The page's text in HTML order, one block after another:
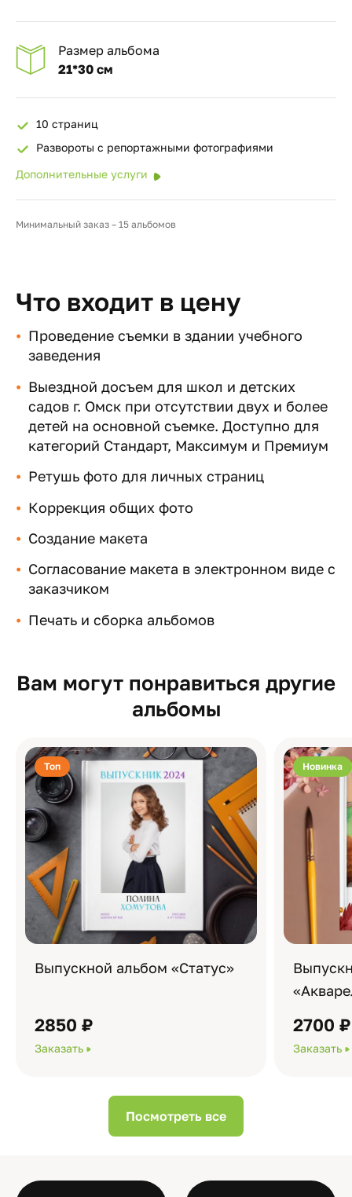
Размер альбома
21*30 см
10 страниц
Развороты с репортажными фотографиями
Дополнительные услуги
Минимальный заказ – 15 альбомов
Что входит в цену
Проведение съемки в здании учебного
заведения
Выездной досъем для школ и детских
садов г. Омск при отсутствии двух и более
детей на основной съемке. Доступно для
категорий Стандарт, Максимум и Премиум
Ретушь фото для личных страниц
Коррекция общих фото
Создание макета
Согласование макета в электронном виде с
заказчиком
Печать и сборка альбомов
Вам могут понравиться другие
альбомы
Топ
Выпускной альбом «Статус»
2850 ₽
Заказать
Новинка
2700 ₽
Заказать
Посмотреть все